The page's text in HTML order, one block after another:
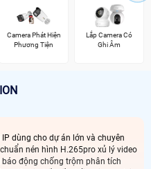
Camera Phát Hiện
Phương Tiện
Lắp Camera Có
Ghi Âm
dùng cho dự án lớn và chuyên
nén hình H.265pro xủ lý video
động chống trộm phân tích